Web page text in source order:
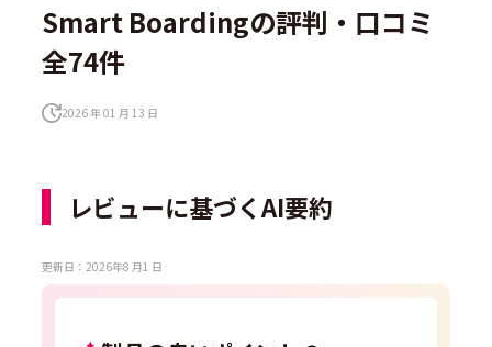
Smart Boardingの評判・口コミ
全74件
2026 年 01 月 13 日
レビューに基づくAI要約
更新日：2026年8 月1 日